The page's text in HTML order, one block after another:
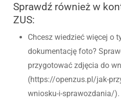
Sprawdź również w
ZUS:
Chcesz wiedzieć więcej o
dokumentację foto?
przygotować zdjęcia do
(https://openzus.pl/jak-
wniosku-i-sprawozdania/).